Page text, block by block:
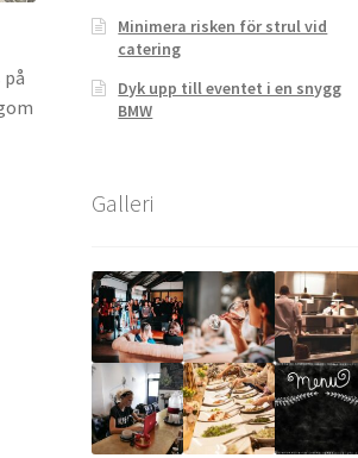
Minimera risken för strul vid
catering
Dyk upp till eventet i en snygg
BMW
Galleri